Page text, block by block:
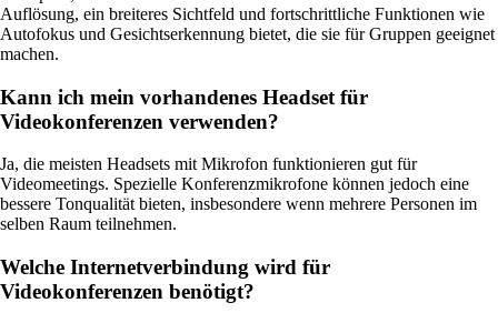
Auflösung, ein breiteres Sichtfeld und fortschrittliche Funktionen wie
Autofokus und Gesichtserkennung bietet, die sie für Gruppen geeignet
machen.
Kann ich mein vorhandenes Headset für
Videokonferenzen verwenden?
Ja, die meisten Headsets mit Mikrofon funktionieren gut für
Videomeetings. Spezielle Konferenzmikrofone können jedoch eine
bessere Tonqualität bieten, insbesondere wenn mehrere Personen im
selben Raum teilnehmen.
Welche Internetverbindung wird für
Videokonferenzen benötigt?